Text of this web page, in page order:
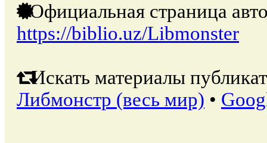
Официальная страница
https://biblio.uz/Libmonster
Искать материалы
Либмонстр (весь мир) •